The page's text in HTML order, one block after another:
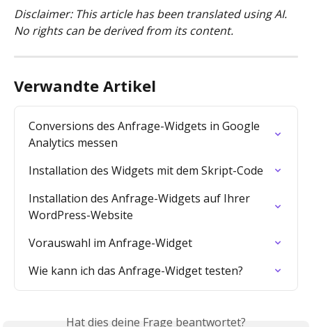
Disclaimer: This article has been translated using AI.
No rights can be derived from its content.
Verwandte Artikel
Conversions des Anfrage-Widgets in Google
Analytics messen
Installation des Widgets mit dem Skript-Code
Installation des Anfrage-Widgets auf Ihrer
WordPress-Website
Vorauswahl im Anfrage-Widget
Wie kann ich das Anfrage-Widget testen?
Hat dies deine Frage beantwortet?